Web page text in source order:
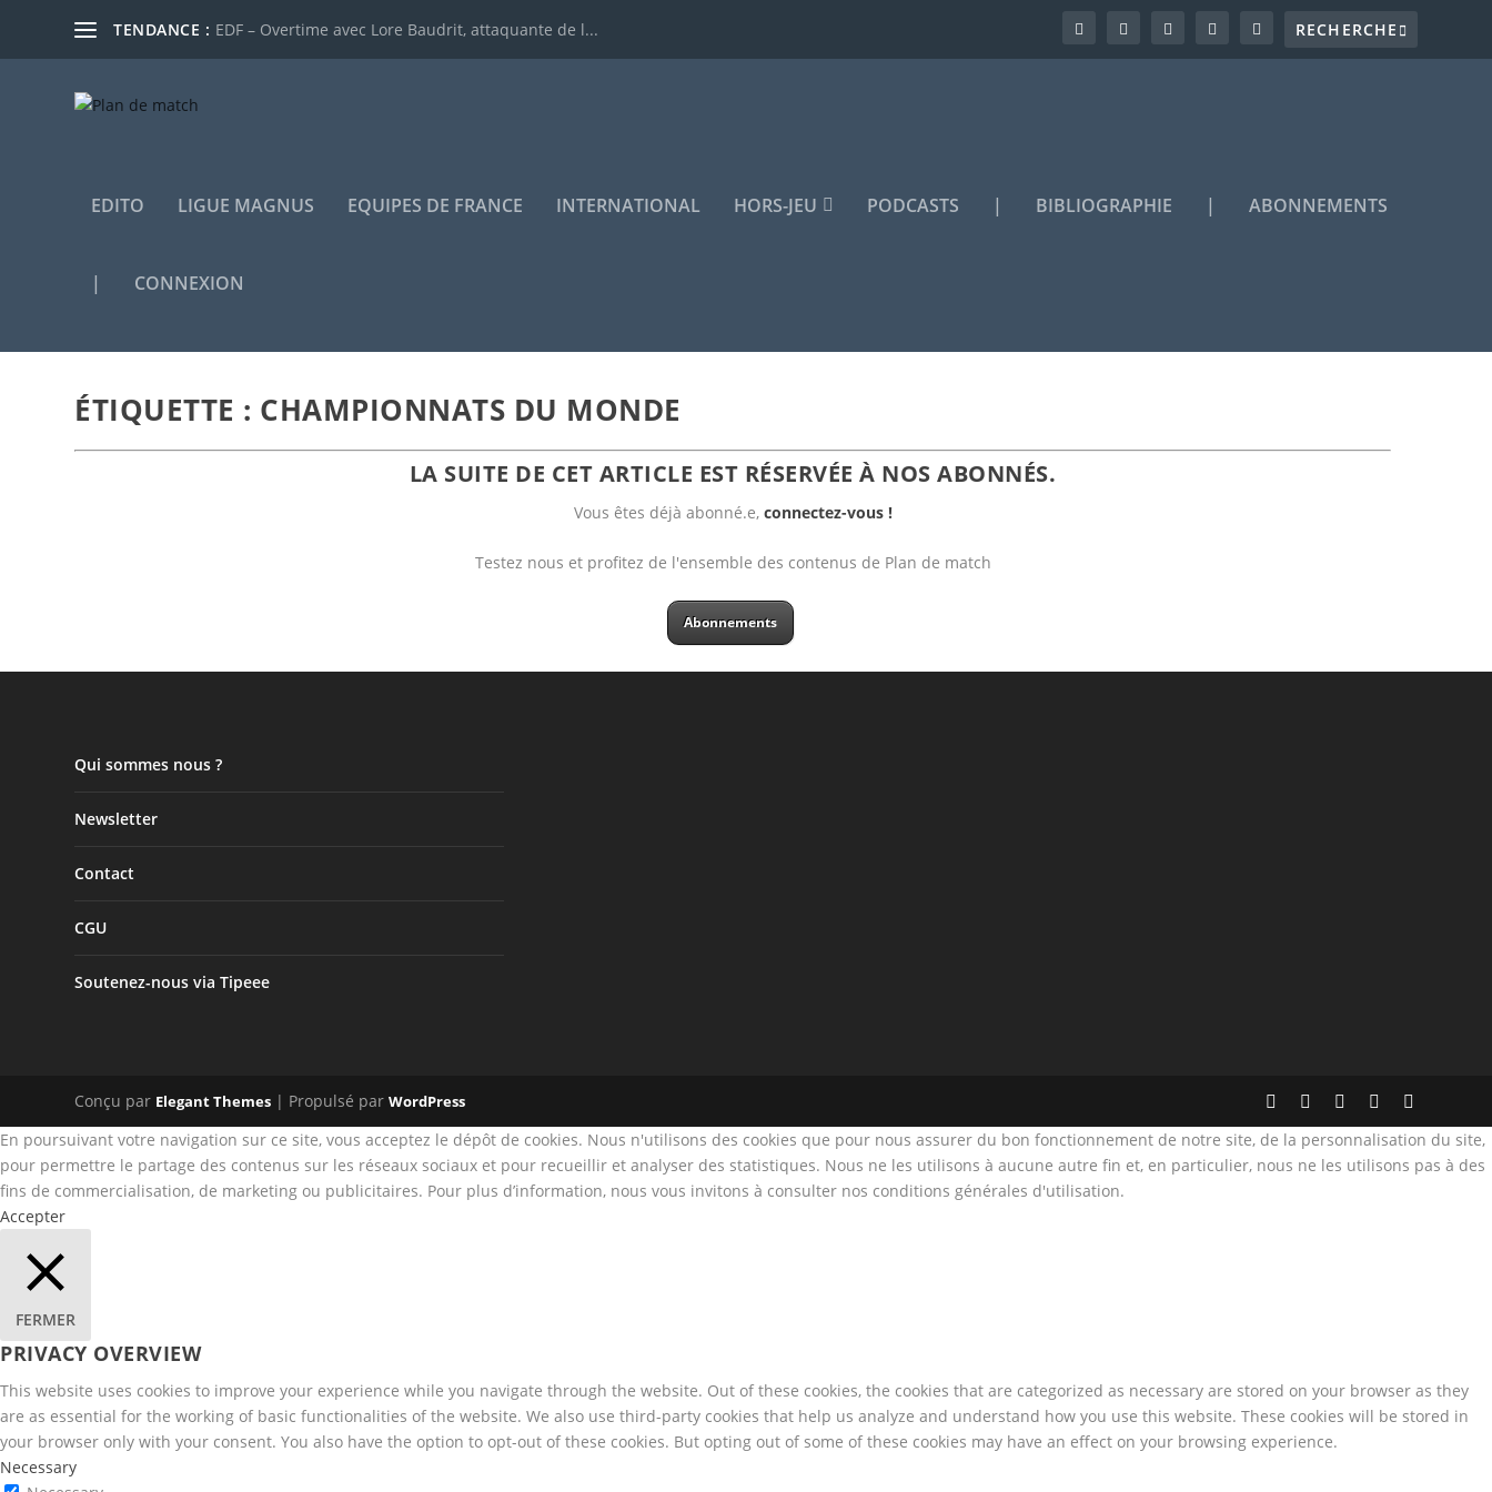
TENDANCE : EDF – Overtime avec Lore Baudrit, attaquante de l...
EDITO LIGUE MAGNUS EQUIPES DE FRANCE INTERNATIONAL HORS-JEU PODCASTS | BIBLIOGRAPHIE | ABONNEMENTS
| CONNEXION
ÉTIQUETTE : CHAMPIONNATS DU MONDE
LA SUITE DE CET ARTICLE EST RÉSERVÉE À NOS ABONNÉS.
Vous êtes déjà abonné.e, connectez-vous !
Testez nous et profitez de l'ensemble des contenus de Plan de match
Abonnements
Qui sommes nous ?
Newsletter
Contact
CGU
Soutenez-nous via Tipeee
Conçu par Elegant Themes | Propulsé parWordPress
En poursuivant votre navigation sur ce site, vous acceptez le dépôt de cookies. Nous n'utilisons des cookies que pour nous assurer du bon fonctionnement de notre site, de la personnalisation du site,
pour permettre le partage des contenus sur les réseaux sociaux et pour recueillir et analyser des statistiques. Nous ne les utilisons à aucune autre fin et, en particulier, nous ne les utilisons pas à des
fins de commercialisation, de marketing ou publicitaires. Pour plus d’information, nous vous invitons à consulter nos conditions générales d'utilisation.
Accepter
FERMER
PRIVACY OVERVIEW
This website uses cookies to improve your experience while you navigate through the website. Out of these cookies, the cookies that are categorized as necessary are stored on your browser as they
are as essential for the working of basic functionalities of the website. We also use third-party cookies that help us analyze and understand how you use this website. These cookies will be stored in
your browser only with your consent. You also have the option to opt-out of these cookies. But opting out of some of these cookies may have an effect on your browsing experience.
Necessary